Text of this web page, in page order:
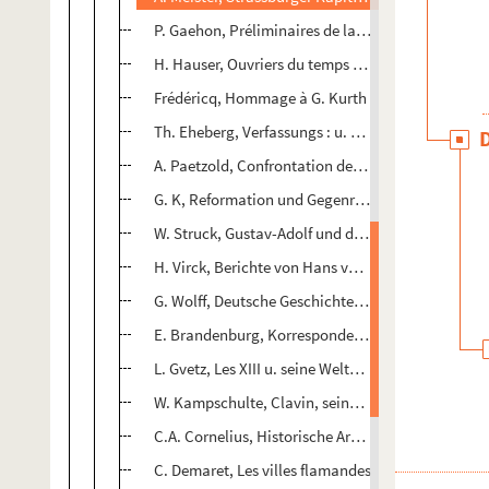
P. Gaehon, Préliminaires de la (?) en Languedoc
H. Hauser, Ouvriers du temps passé
Frédéricq, Hommage à G. Kurth
Th. Eheberg, Verfassungs : u.
A. Paetzold, Confrontation des Vier
G. K, Reformation und Gegenreformation
W. Struck, Gustav-Adolf und die schwedische
H. Virck, Berichte von Hans von der Planitz
G. Wolff, Deutsche Geschichte im Zeitalter der
E. Brandenburg, Korrespondenz Moritz von
L. Gvetz, Les XIII u. seine Weltanschauung
W. Kampschulte, Clavin, seine Kirche, II
C.A. Cornelius, Historische Arbeiten
C. Demaret, Les villes flamandes